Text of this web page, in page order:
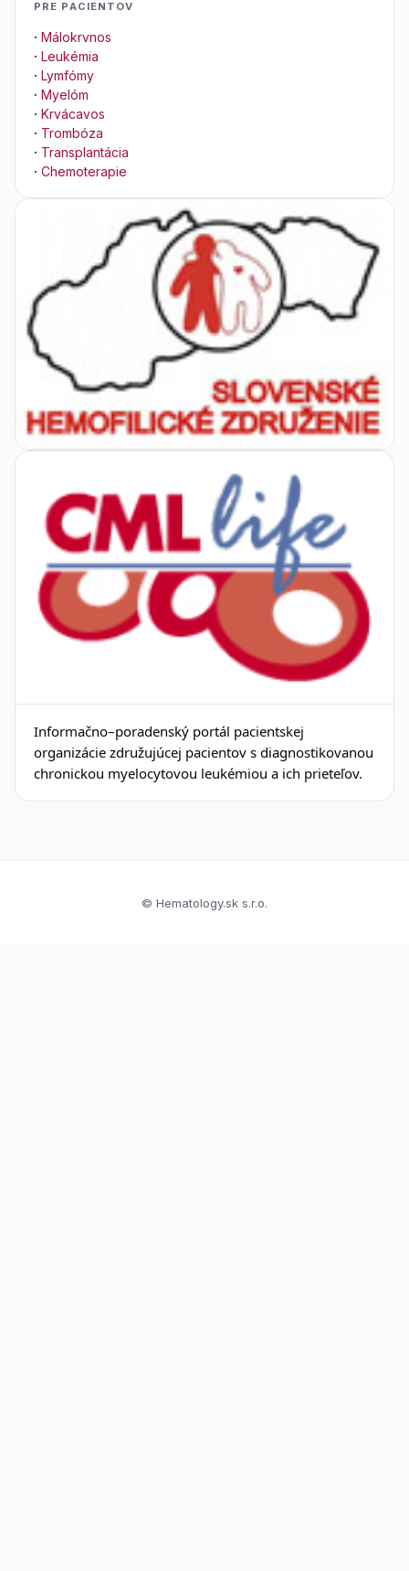
PRE PACIENTOV
· Málokrvnos
· Leukémia
· Lymfómy
· Myelóm
· Krvácavos
· Trombóza
· Transplantácia
· Chemoterapie
Informačno–poradenský portál pacientskej
organizácie združujúcej pacientov s diagnostikovanou
chronickou myelocytovou leukémiou a ich prieteľov.
© Hematology.sk s.r.o.